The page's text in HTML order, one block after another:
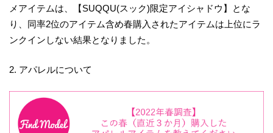
メアイテムは、【SUQQU(スック)限定アイシャドウ】とな
り、同率2位のアイテム含め春購入されたアイテムは上位にラ
ンクインしない結果となりました。
2. アパレルについて